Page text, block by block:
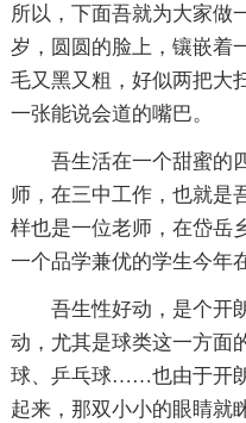
所以，下面吾就为大家做
岁，圆圆的脸上，镶嵌着
毛又黑又粗，好似两把大
一张能说会道的嘴巴。
吾生活在一个甜蜜的
师，在三中工作，也就是
样也是一位老师，在岱岳
一个品学兼优的学生今年
吾生性好动，是个开
动，尤其是球类这一方面
球、乒乓球……也由于开
起来，那双小小的眼睛就